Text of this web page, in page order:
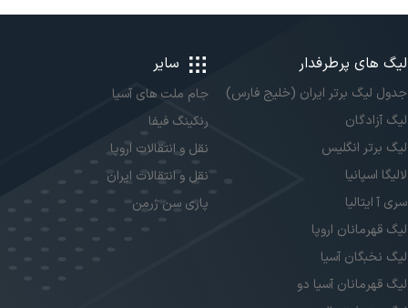
لیگ های پرطرفدار
جدول لیگ برتر ایران (خلیج فارس)
لیگ آزادگان
لیگ برتر انگلیس
لالیگا اسپانیا
سری آ ایتالیا
لیگ قهرمانان اروپا
لیگ نخبگان آسیا
لیگ قهرمانان آسیا دو
سایر
جام ملت های آسیا
رنکینگ فیفا
نقل و انتقالات اروپا
نقل و انتقالات ایران
پاری سن ژرمن